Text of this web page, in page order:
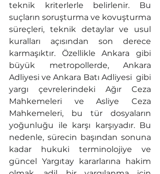
teknik kriterlerle belirlenir. Bu
suçların soruşturma ve kovuşturma
süreçleri, teknik detaylar ve usul
kuralları açısından son derece
karmaşıktır. Özellikle Ankara gibi
büyük metropollerde, Ankara
Adliyesi ve Ankara Batı Adliyesi  gibi
yargı çevrelerindeki Ağır Ceza
Mahkemeleri ve Asliye Ceza
Mahkemeleri, bu tür dosyaların
yoğunluğu ile karşı karşıyadır. Bu
nedenle, sürecin başından sonuna
kadar hukuki terminolojiye ve
güncel Yargıtay kararlarına hakim